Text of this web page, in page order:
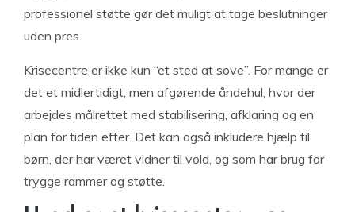
professionel støtte gør det muligt at tage beslutninger
uden pres.
Krisecentre er ikke kun “et sted at sove”. For mange er
det et midlertidigt, men afgørende åndehul, hvor der
arbejdes målrettet med stabilisering, afklaring og en
plan for tiden efter. Det kan også inkludere hjælp til
børn, der har været vidner til vold, og som har brug for
trygge rammer og støtte.